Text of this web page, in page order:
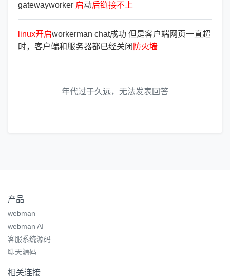
gatewayworker 启动后链接不 上
linux开启workerman chat成功 但是客户端网页一直超
时，客户端和服务器都已经关闭 防火墙
年代过于久远，无法发表回答
产品
webman
webman AI
客服系统源码
聊天源码
相关连接